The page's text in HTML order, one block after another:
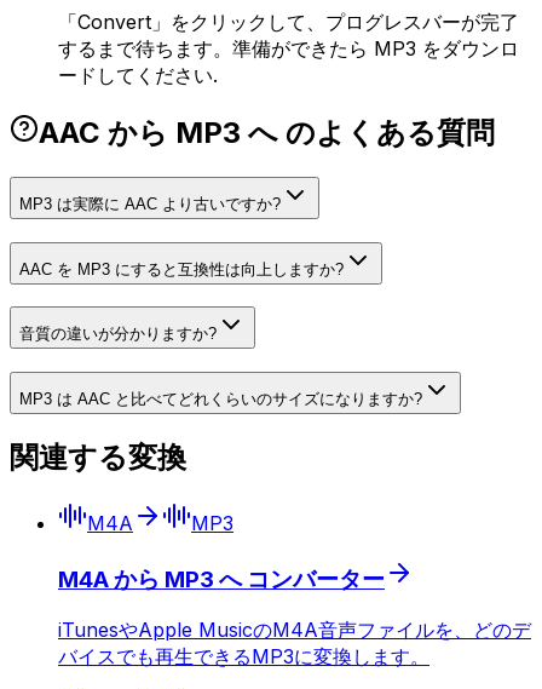
「Convert」をクリックして、プログレスバーが完了
するまで待ちます。準備ができたら MP3 をダウンロ
ードしてください.
AAC から MP3 へ のよくある質問
MP3 は実際に AAC より古いですか?
AAC を MP3 にすると互換性は向上しますか?
音質の違いが分かりますか?
MP3 は AAC と比べてどれくらいのサイズになりますか?
関連する変換
M4A MP3
M4A から MP3 へ コンバーター
iTunesやApple MusicのM4A音声ファイルを、どのデ
バイスでも再生できるMP3に変換します。